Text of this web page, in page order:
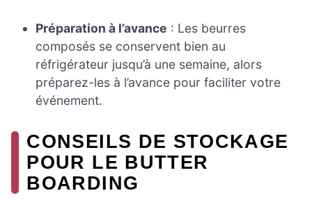
Préparation à l’avance : Les beurres
composés se conservent bien au
réfrigérateur jusqu’à une semaine, alors
préparez-les à l’avance pour faciliter votre
événement.
CONSEILS DE STOCKAGE
POUR LE BUTTER
BOARDING